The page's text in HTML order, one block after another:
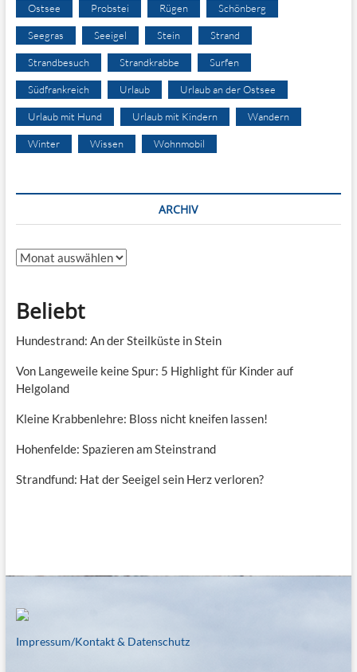
Ostsee Probstei Rügen Schönberg
Seegras Seeigel Stein Strand
Strandbesuch Strandkrabbe Surfen
Südfrankreich Urlaub Urlaub an der Ostsee
Urlaub mit Hund Urlaub mit Kindern Wandern
Winter Wissen Wohnmobil
ARCHIV
Archiv
Beliebt
Hundestrand: An der Steilküste in Stein
Von Langeweile keine Spur: 5 Highlight für Kinder auf
Helgoland
Kleine Krabbenlehre: Bloss nicht kneifen lassen!
Hohenfelde: Spazieren am Steinstrand
Strandfund: Hat der Seeigel sein Herz verloren?
Impressum/Kontakt & Datenschutz